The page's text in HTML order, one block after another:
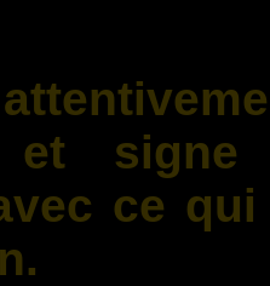
et signe
ce